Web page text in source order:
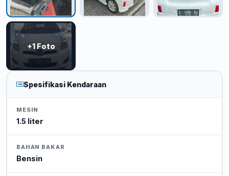
+1 Foto
Spesifikasi Kendaraan
MESIN
1.5 liter
BAHAN BAKAR
Bensin